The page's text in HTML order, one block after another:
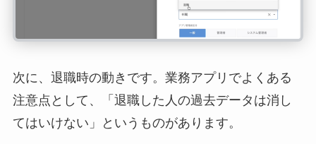
次に、退職時の動きです。業務アプリでよくある
注意点として、「退職した人の過去データは消し
てはいけない」というものがあります。